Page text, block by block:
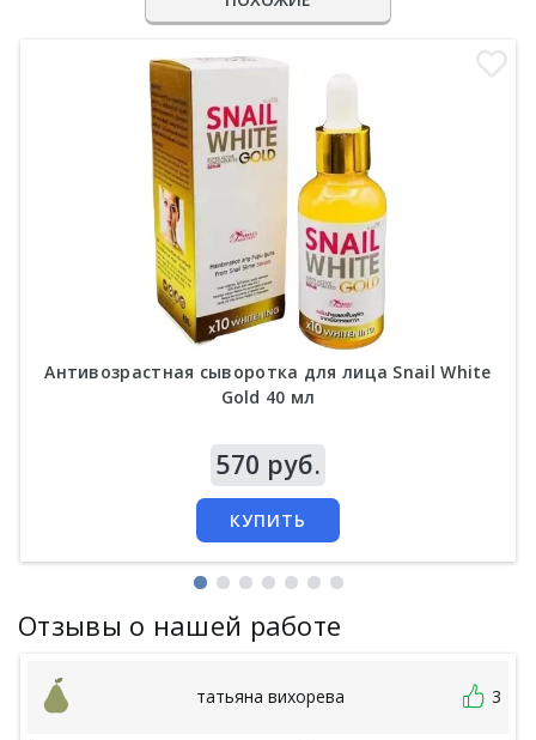
Антивозрастная сыворотка для лица Snail White
Gold 40 мл
570 руб.
КУПИТЬ
Отзывы о нашей работе
татьяна вихорева 3